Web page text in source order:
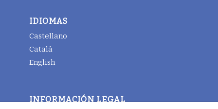
IDIOMAS
Castellano
Català
English
INFORMACIÓN LEGAL